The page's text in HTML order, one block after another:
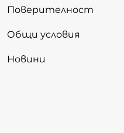
Поверителност
Общи условия
Новини